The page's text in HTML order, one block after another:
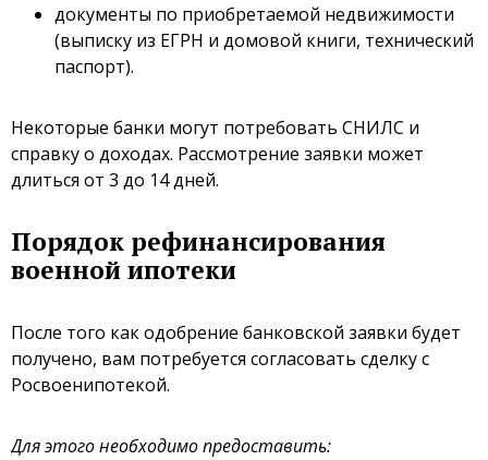
документы по приобретаемой недвижимости
(выписку из ЕГРН и домовой книги, технический
паспорт).
Некоторые банки могут потребовать СНИЛС и
справку о доходах. Рассмотрение заявки может
длиться от 3 до 14 дней.
Порядок рефинансирования
военной ипотеки
После того как одобрение банковской заявки будет
получено, вам потребуется согласовать сделку с
Росвоенипотекой.
Для этого необходимо предоставить: